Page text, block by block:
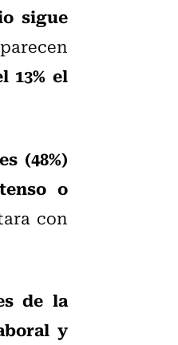
sigue
13% el
(48%)
o
con
de la
y